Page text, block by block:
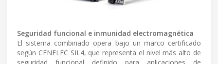
Seguridad funcional e inmunidad electromagnética
El sistema combinado opera bajo un marco certificado
según CENELEC SIL4, que representa el nivel más alto de